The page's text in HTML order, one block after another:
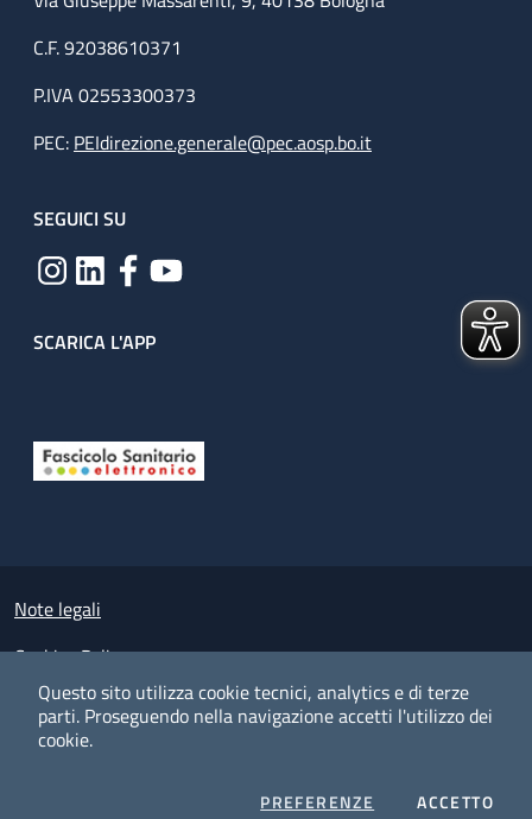
Questo sito utilizza cookie tecnici, analytics e di terze
parti. Proseguendo nella navigazione accetti l'utilizzo dei
cookie.
PREFERENZE COOKIESACCETTOI
C.F. 92038610371
P.IVA 02553300373
PEC: PEIdirezione.generale@pec.aosp.bo.it
SEGUICI SU
SCARICA L'APP
Small prints
Note legali
Cookies Policy
Policy privacy e protezione del dato personale
Albo pretorio on-line